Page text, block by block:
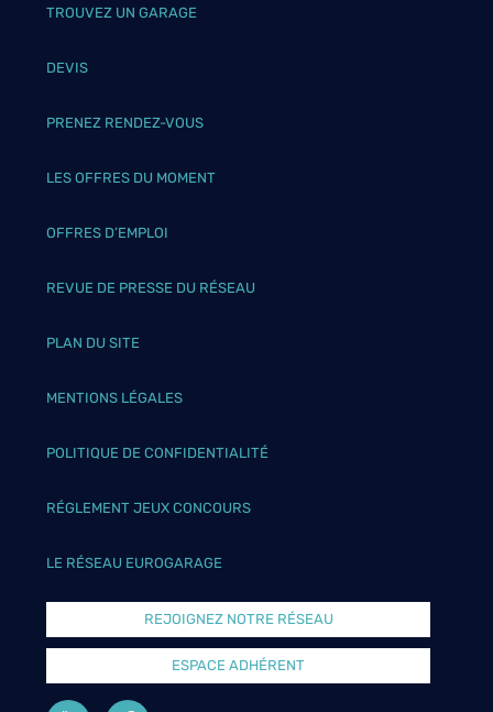
TROUVEZ UN GARAGE
DEVIS
PRENEZ RENDEZ-VOUS
LES OFFRES DU MOMENT
OFFRES D’EMPLOI
REVUE DE PRESSE DU RÉSEAU
PLAN DU SITE
MENTIONS LÉGALES
POLITIQUE DE CONFIDENTIALITÉ
RÉGLEMENT JEUX CONCOURS
LE RÉSEAU EUROGARAGE
REJOIGNEZ NOTRE RÉSEAU
ESPACE ADHÉRENT